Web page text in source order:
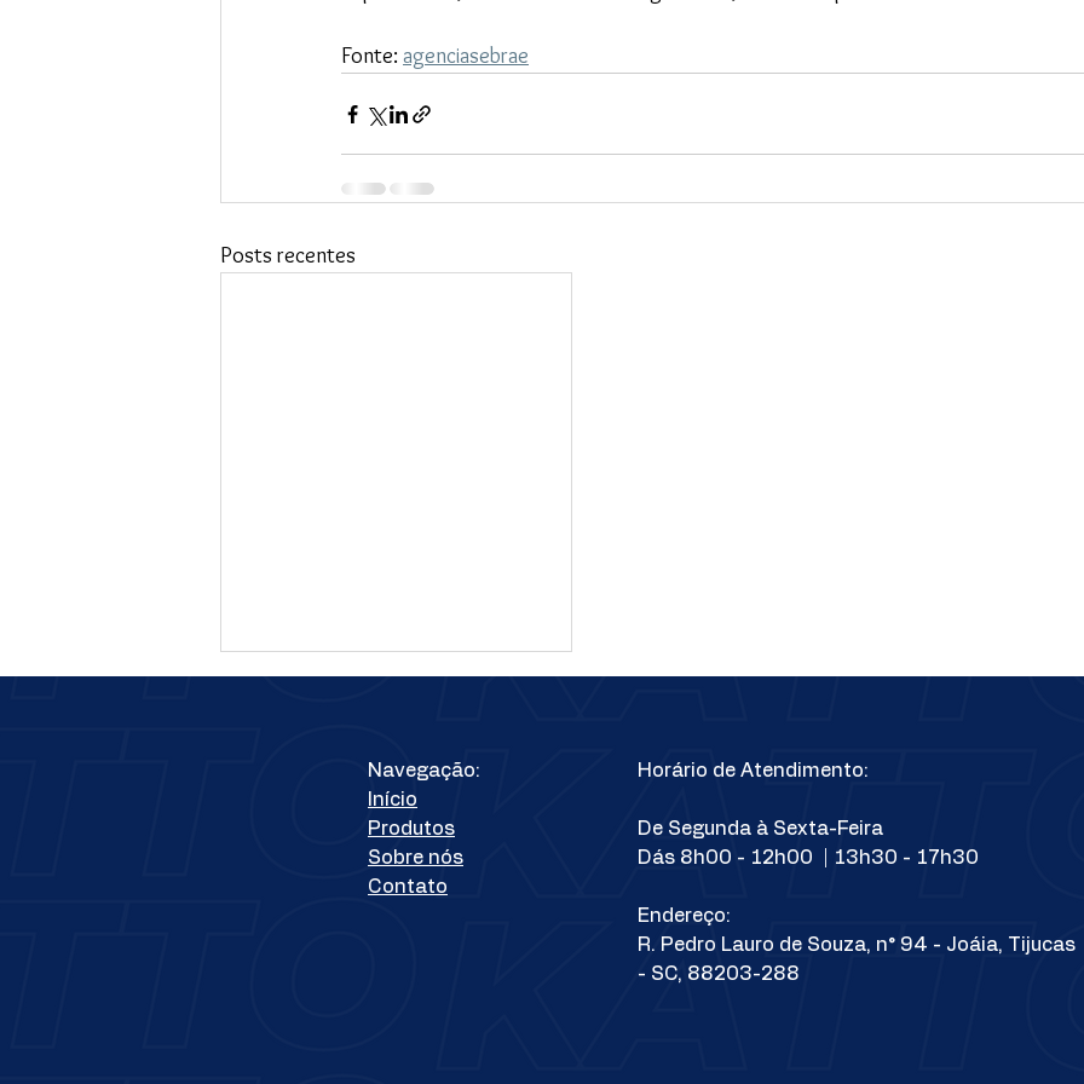
Fonte: agenciasebrae
Posts recentes
Artesanato movimenta
Navegação:
Início
Produtos
Sobre nós
Contato
Horário de Atendimento:
De Segunda à Sexta-Feira
Dás 8h00 - 12h00 | 13h30 - 17h30
Endereço:
R. Pedro Lauro de Souza, n° 94 - Joáia, Tijucas
- SC, 88203-288